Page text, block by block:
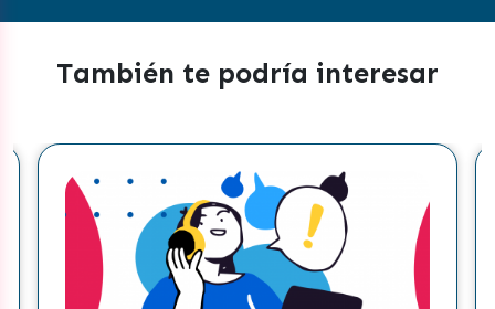
También te podría interesar